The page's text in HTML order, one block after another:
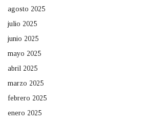
agosto 2025
julio 2025
junio 2025
mayo 2025
abril 2025
marzo 2025
febrero 2025
enero 2025